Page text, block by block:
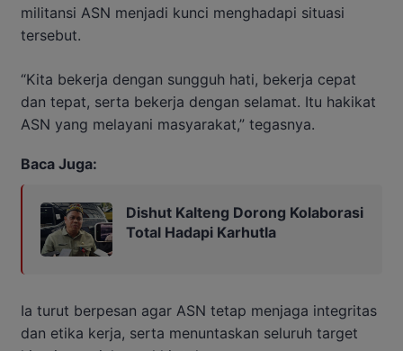
militansi ASN menjadi kunci menghadapi situasi
tersebut.
“Kita bekerja dengan sungguh hati, bekerja cepat
dan tepat, serta bekerja dengan selamat. Itu hakikat
ASN yang melayani masyarakat,” tegasnya.
Baca Juga:
Dishut Kalteng Dorong Kolaborasi
Total Hadapi Karhutla
Ia turut berpesan agar ASN tetap menjaga integritas
dan etika kerja, serta menuntaskan seluruh target